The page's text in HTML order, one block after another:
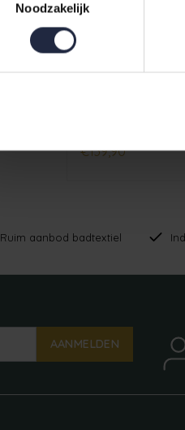
Noodzakelijk
Cawo Heren
€139,90
Ruim aanbod badtextiel
AANMELDEN